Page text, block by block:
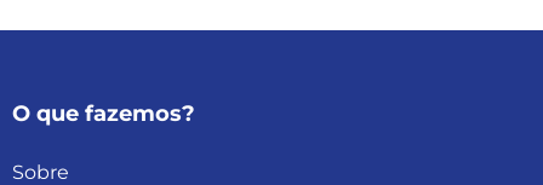
O que fazemos?
Sobre